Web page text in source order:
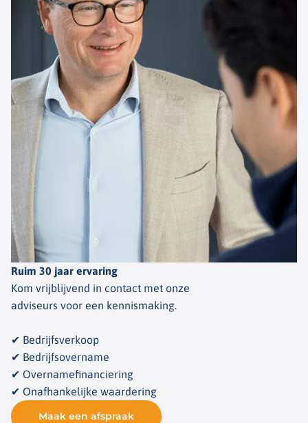
Ruim 30 jaar ervaring
Kom vrijblijvend in contact met onze
adviseurs voor een kennismaking.
✔ Bedrijfsverkoop
✔ Bedrijfsovername
✔ Overnamefinanciering
✔ Onafhankelijke waardering
Maak een afspraak